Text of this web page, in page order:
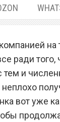
на
ради того,
и
вот уже